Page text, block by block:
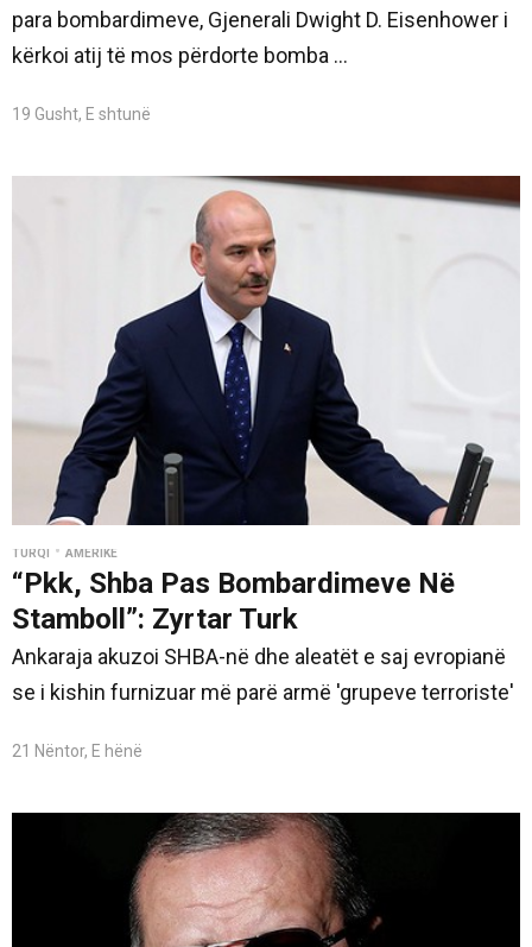
para bombardimeve, Gjenerali Dwight D. Eisenhower i
kërkoi atij të mos përdorte bomba ...
19 Gusht, E shtunë
TURQI • AMERIKE
“Pkk, Shba Pas Bombardimeve Në
Stamboll”: Zyrtar Turk
Ankaraja akuzoi SHBA-në dhe aleatët e saj evropianë
se i kishin furnizuar më parë armë 'grupeve terroriste'
21 Nëntor, E hënë